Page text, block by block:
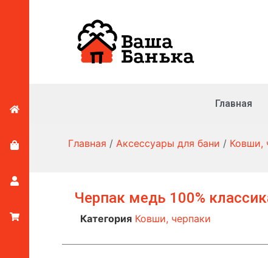
Главная
Главная / Аксессуары для бани / Ковши,
Черпак медь 100%
Категория Ковши, черпаки